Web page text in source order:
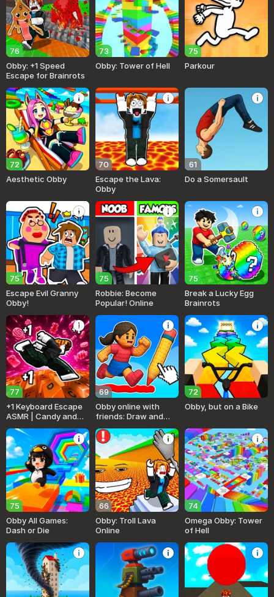
76
Obby: +1 Speed
Escape for Brainrots
73
Obby: Tower of Hell
75
Parkour
72
Aesthetic Obby
70
Escape the Lava:
Obby
61
Do a Somersault
75
Escape Evil Granny
Obby!
75
Robbie: Become
Popular! Online
75
Break a Lucky Egg
Brainrots
77
+1 Keyboard Escape
ASMR | Candy and
69
Obby online with
friends: Draw and
72
Obby, but on a Bike
75
Obby All Games:
Dash or Die
66
Obby: Troll Lava
Online
74
Omega Obby: Tower
of Hell